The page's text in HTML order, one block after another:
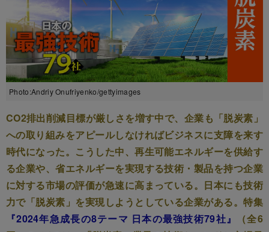
Photo:Andriy Onufriyenko/gettyimages
CO2排出削減目標が厳しさを増す中で、企業も「脱炭素」
への取り組みをアピールしなければビジネスに支障を来す
時代になった。こうした中、再生可能エネルギーを供給す
る企業や、省エネルギーを実現する技術・製品を持つ企業
に対する市場の評価が急速に高まっている。日本にも技術
力で「脱炭素」を実現しようとしている企業がある。特集
『2024年急成長の8テーマ 日本の最強技術79社』
（全6